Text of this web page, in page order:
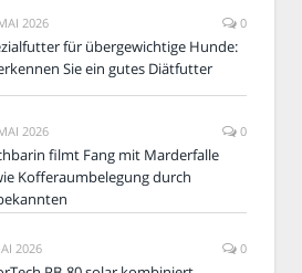
2026 0
für übergewichtige Hunde:
Sie ein gutes Diätfutter
2026 0
filmt Fang mit Marderfalle
Kofferaumbelegung durch
2026 0